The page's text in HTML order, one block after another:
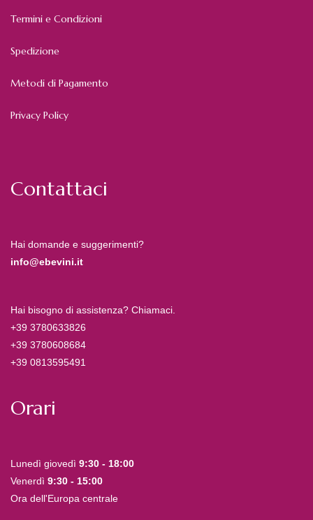
Termini e Condizioni
Spedizione
Metodi di Pagamento
Privacy Policy
Contattaci
Hai domande e suggerimenti?
info@ebevini.it
Hai bisogno di assistenza? Chiamaci.
+39 3780633826
+39 3780608684
+39 0813595491
Orari
Lunedì giovedì 9:30 - 18:00
Venerdì 9:30 - 15:00
Ora dell'Europa centrale